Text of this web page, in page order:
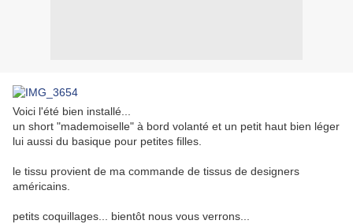
Voici l'été bien installé...
un short "mademoiselle" à bord volanté et un petit haut bien léger
lui aussi du basique pour petites filles.
le tissu provient de ma commande de tissus de designers
américains.
petits coquillages... bientôt nous vous verrons...